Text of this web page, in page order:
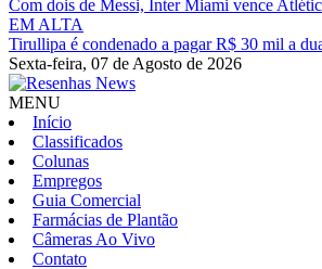
Com dois de Messi, Inter Miami vence
EM ALTA
Tirullipa é condenado a pagar R$ 30 mil a
Sexta-feira, 07 de Agosto de 2026
MENU
Início
Classificados
Colunas
Empregos
Guia Comercial
Farmácias de Plantão
Câmeras Ao Vivo
Contato